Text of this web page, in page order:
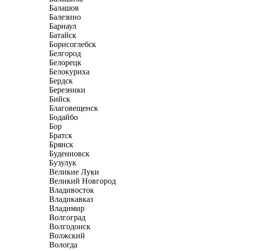
Балашов
Балезино
Барнаул
Батайск
Борисоглебск
Белгород
Белорецк
Белокуриха
Бердск
Березники
Бийск
Благовещенск
Бодайбо
Бор
Братск
Брянск
Буденновск
Бузулук
Великие Луки
Великий Новгород
Владивосток
Владикавказ
Владимир
Волгоград
Волгодонск
Волжский
Вологда